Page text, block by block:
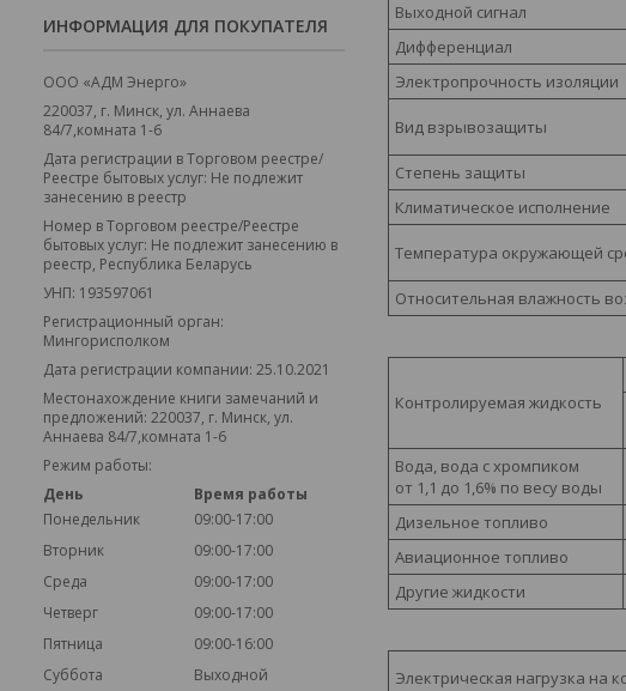
Выходной сигнал
Дифференциал
Электропрочность изоляции
Вид взрывозащиты
Степень защиты
Климатическое исполнение
Температура окружающей
Относительная влажность
Контролируемая жидкость
Вода, вода с хромпиком
от 1,1 до 1,6% по весу воды
Дизельное топливо
Авиационное топливо
Другие жидкости
Электрическая нагрузка на
ИНФОРМАЦИЯ ДЛЯ ПОКУПАТЕЛЯ
ООО «АДМ Энерго»
220037, г. Минск, ул. Аннаева
84/7,комната 1-6
Дата регистрации в Торговом реестре/
Реестре бытовых услуг: Не подлежит
занесению в реестр
Номер в Торговом реестре/Реестре
бытовых услуг: Не подлежит занесению в
реестр, Республика Беларусь
УНП: 193597061
Регистрационный орган:
Мингорисполком
Дата регистрации компании: 25.10.2021
Местонахождение книги замечаний и
предложений: 220037, г. Минск, ул.
Аннаева 84/7,комната 1-6
Режим работы:
День
Время работы
Понедельник
09:00-17:00
Вторник
09:00-17:00
Среда
09:00-17:00
Четверг
09:00-17:00
Пятница
09:00-16:00
Суббота
Выходной